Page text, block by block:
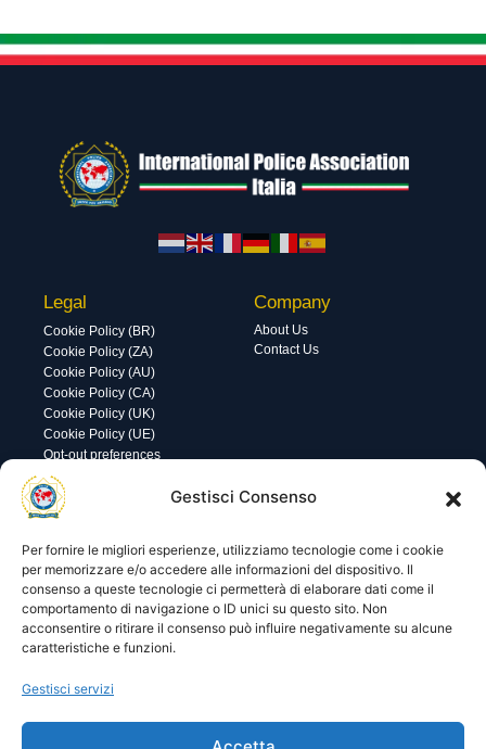
Gestisci Consenso
Per fornire le migliori esperienze, utilizziamo tecnologie come i cookie
per memorizzare e/o accedere alle informazioni del dispositivo. Il
consenso a queste tecnologie ci permetterà di elaborare dati come il
comportamento di navigazione o ID unici su questo sito. Non
acconsentire o ritirare il consenso può influire negativamente su alcune
caratteristiche e funzioni.
Gestisci servizi
Legal
Cookie Policy (BR)
Cookie Policy (ZA)
Cookie Policy (AU)
Cookie Policy (CA)
Cookie Policy (UK)
Cookie Policy (UE)
Opt-out preferences
Company
About Us
Contact Us
Utility
Visite di oggi: 96
Visite totali: 14102
Area gestione
Password